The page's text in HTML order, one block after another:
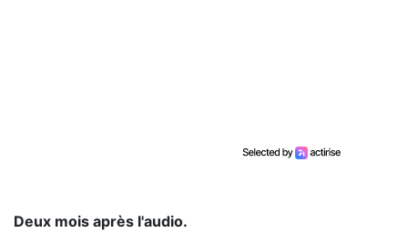
Deux mois après l'audio.